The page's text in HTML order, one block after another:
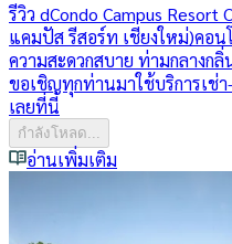
รีวิว dCondo Campus Resort
แคมปัส รีสอร์ท เชียงใหม่)คอน
ความสะดวกสบาย ท่ามกลางก
ขอเชิญทุกท่านมาใช้บริการเช่
เลยที่นี่
กำลังโหลด...
อ่านเพิ่มเติม